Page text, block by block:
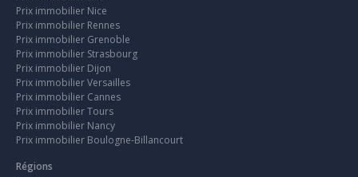
Prix immobilier Nice
Prix immobilier Rennes
Prix immobilier Grenoble
Prix immobilier Strasbourg
Prix immobilier Dijon
Prix immobilier Versailles
Prix immobilier Cannes
Prix immobilier Tours
Prix immobilier Nancy
Prix immobilier Boulogne-Billancourt
Régions